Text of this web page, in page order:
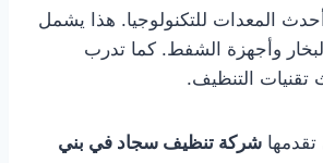
المعدات للتكنولوجيا. هذا يشمل
وأجهزة الشفط. كما تدرب
تقنيات التنظيف.
شركة تنظيف سجاد في بني